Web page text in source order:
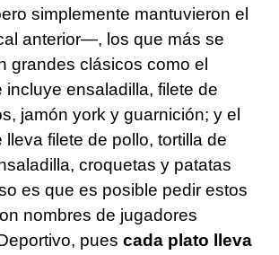
simplemente mantuvieron el
anterior—, los que más se
grandes clásicos como el
incluye ensaladilla, filete de
jamón york y guarnición; y el
lleva filete de pollo, tortilla de
croquetas y patatas
es que es posible pedir estos
nombres de jugadores
pues cada plato lleva